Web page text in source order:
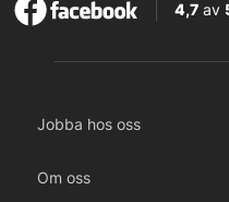
4,7av
Jobba hos oss
Om oss